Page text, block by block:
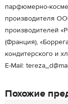
парфюмерно-
производителя
производителей
(Франция),
кондитерского и
E-Mail:
Похожие